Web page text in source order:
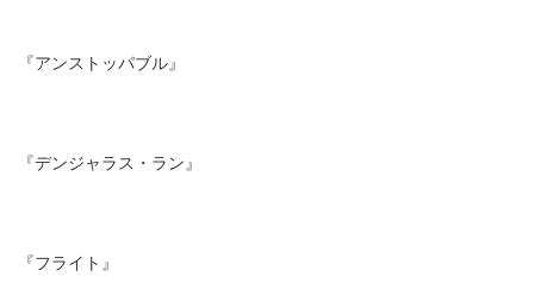
『アンストッパブル』
『デンジャラス・ラン』
『フライト』